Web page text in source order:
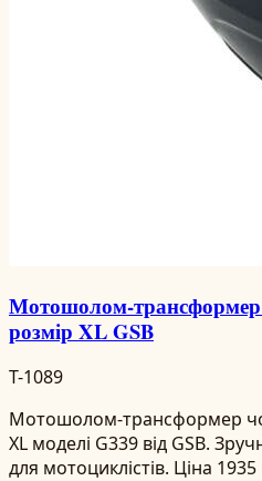
Мотошолом-
розмір XL GSB
T-1089
Мотошолом-трансформер
XL моделі G339 від GSB.
для мотоциклістів. Ціна 1935